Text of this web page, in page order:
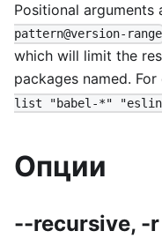
Positional arguments
pattern@version-range
which will limit the
packages named. For
list "babel-*" "eslint-
Опции
--recursive, -r